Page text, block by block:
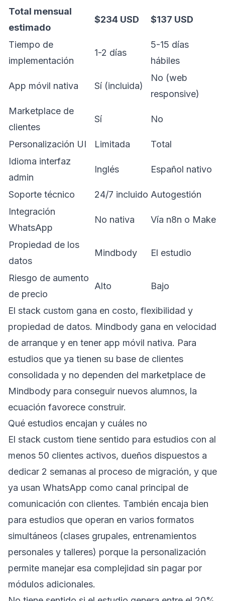
Total mensual
estimado
$234 USD $137 USD
Tiempo de
implementación
1-2 días
5-15 días
hábiles
App móvil nativa Sí (incluida)
No (web
responsive)
Marketplace de
clientes
Sí No
Personalización UI Limitada
Total
Idioma interfaz
admin
Inglés Español nativo
Soporte técnico 24/7 incluido Autogestión
Integración
WhatsApp
No nativa Vía n8n o Make
Propiedad de los
datos
Mindbody El estudio
Riesgo de aumento
de precio
Alto Bajo
El stack custom gana en costo, flexibilidad y
propiedad de datos. Mindbody gana en velocidad
de arranque y en tener app móvil nativa. Para
estudios que ya tienen su base de clientes
consolidada y no dependen del marketplace de
Mindbody para conseguir nuevos alumnos, la
ecuación favorece construir.
Qué estudios encajan y cuáles no
El stack custom tiene sentido para estudios con al
menos 50 clientes activos, dueños dispuestos a
dedicar 2 semanas al proceso de migración, y que
ya usan WhatsApp como canal principal de
comunicación con clientes. También encaja bien
para estudios que operan en varios formatos
simultáneos (clases grupales, entrenamientos
personales y talleres) porque la personalización
permite manejar esa complejidad sin pagar por
módulos adicionales.